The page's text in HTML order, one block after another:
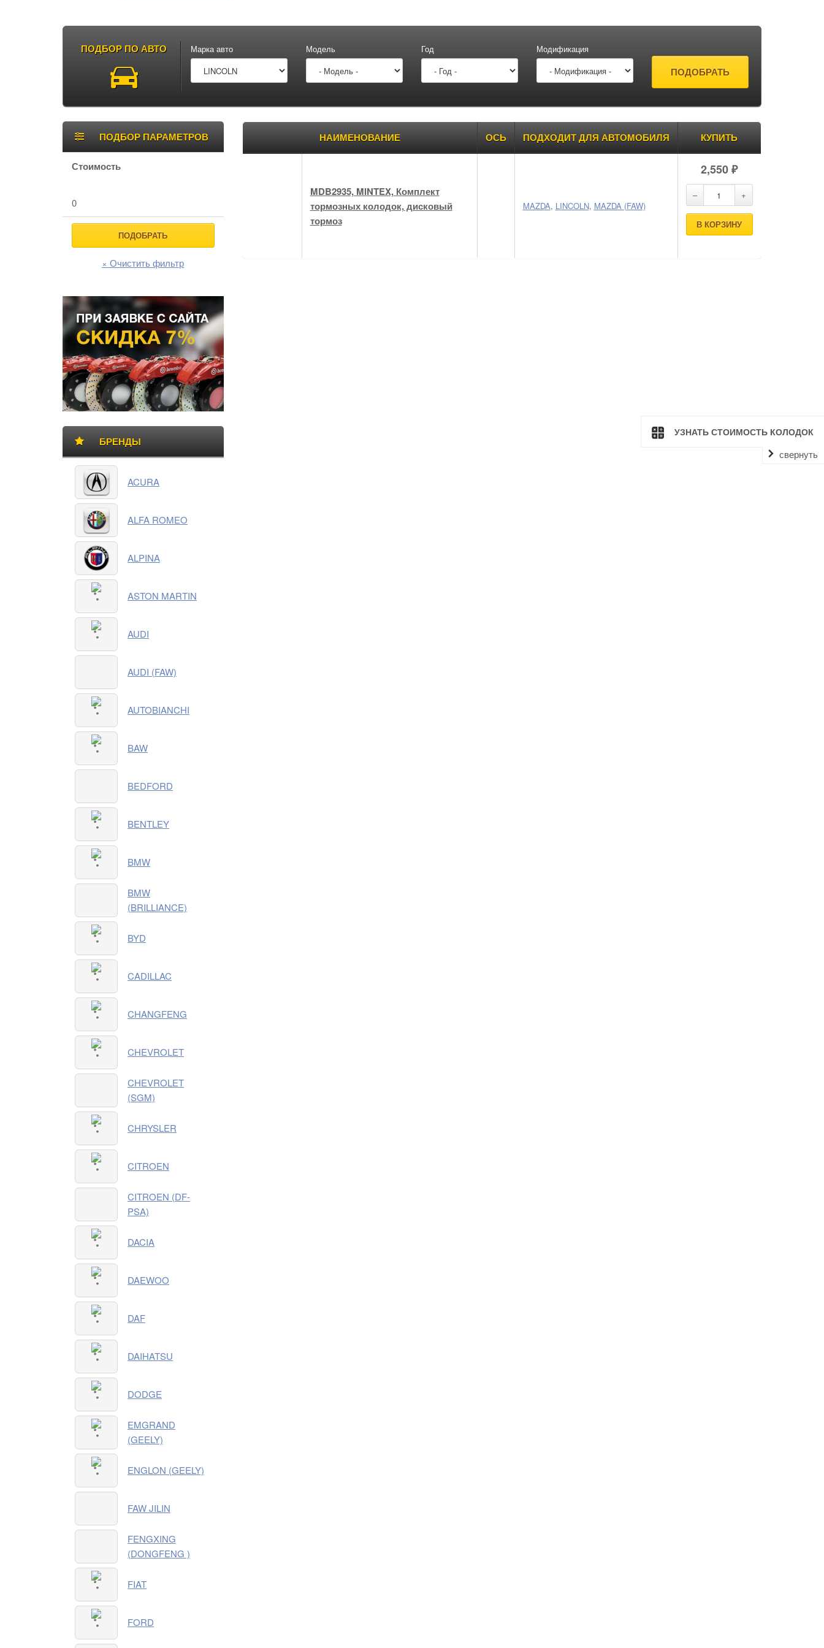
УЗНАТЬ СТОИМОСТЬ КОЛОДОК
свернуть
ПОДБОР ПО АВТО Марка авто Модель Год Модификация
Товары НАИМЕНОВАНИЕ ОСЬ ПОДХОДИТ ДЛЯ АВТОМОБИЛЯ КУПИТЬ
MDB2935, MINTEX, Комплект
тормозных колодок, дисковый
тормоз
MAZDA, LINCOLN, MAZDA (FAW)
2,550₽
В КОРЗИНУ
Боковая
панельПОДБОР ПАРАМЕТРОВ
Стоимость
0
ПОДОБРАТЬ
× Очистить фильтр
Боковая
панель
БАННЕР
БРЕНДЫ
Категории
товаровACURA
ALFA ROMEO
ALPINA
ASTON MARTIN
AUDI
AUDI (FAW)
AUTOBIANCHI
BAW
BEDFORD
BENTLEY
BMW
BMW
(BRILLIANCE)
BYD
CADILLAC
CHANGFENG
CHEVROLET
CHEVROLET
(SGM)
CHRYSLER
CITROEN
CITROEN (DF-
PSA)
DACIA
DAEWOO
DAF
DAIHATSU
DODGE
EMGRAND
(GEELY)
ENGLON (GEELY)
FAW JILIN
FENGXING
(DONGFENG )
FIAT
FORD